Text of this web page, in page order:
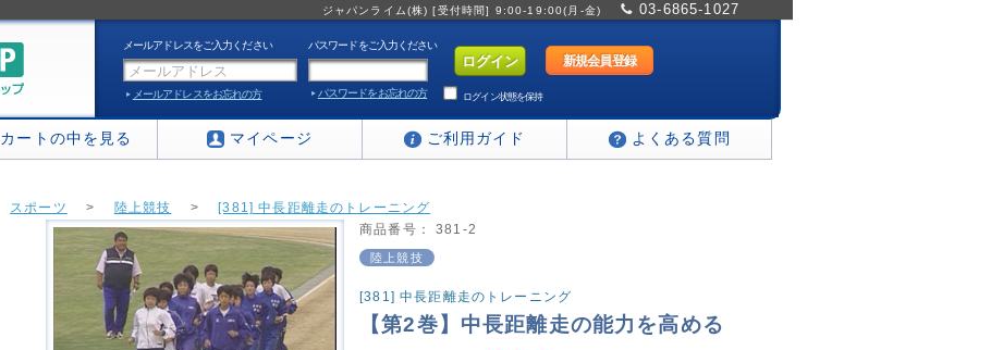
ジャパンライム(株) [受付時間] 9:00-19:00(月-金) 03-6865-1027
メールアドレスをご入力ください パスワードをご入力ください
新規会員登録
メールアドレスをお忘れの方 パスワードをお忘れの方 ログイン状態を保持
カートの中を見る マイページ ご利用ガイド よくある質問
スポーツ > 陸上競技 > [381] 中長距離走のトレーニング
商品番号： 381-2
陸上競技
[381] 中長距離走のトレーニング
【第2巻】中長距離走の能力を高める